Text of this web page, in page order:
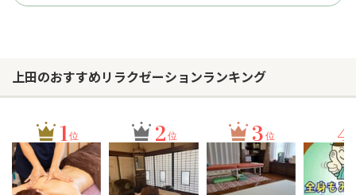
上田のおすすめリラクゼーションランキング
1位 2 位 3 位 4